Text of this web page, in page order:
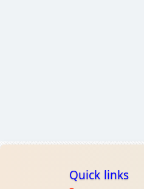
Quick links